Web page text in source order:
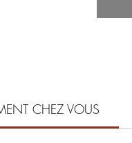
une touche de
CHEZ VOUS